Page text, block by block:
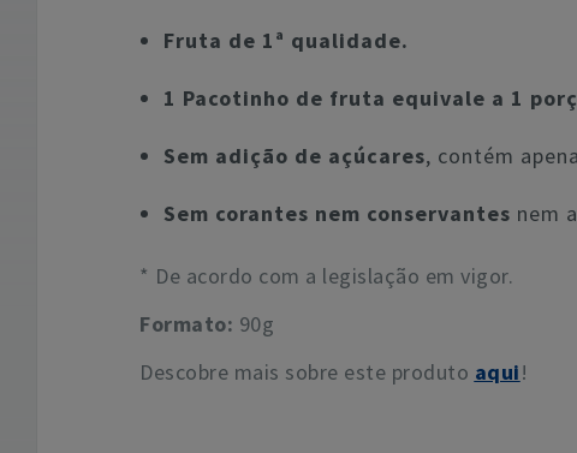
Fruta de 1ª qualidade.
1 Pacotinho de fruta equivale a 1
Sem adição de açúcares, contém
Sem corantes nem conservantes nem
* De acordo com a legislação em vigor.
Formato: 90g
Descobre mais sobre este produto aqui!